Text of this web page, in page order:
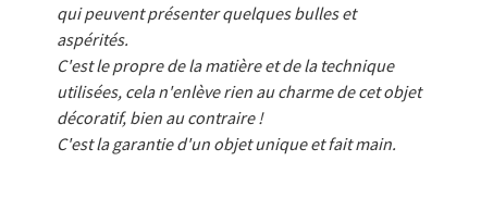
qui peuvent présenter quelques bulles et
aspérités.
C'est le propre de la matière et de la technique
utilisées, cela n'enlève rien au charme de cet objet
décoratif, bien au contraire !
C'est la garantie d'un objet unique et fait main.